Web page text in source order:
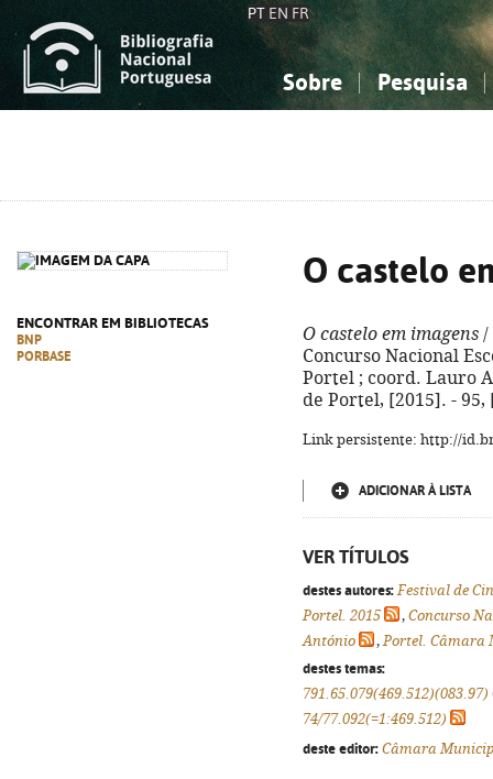
PT EN FR
Sobre Pesquisa
ENCONTRAR EM BIBLIOTECAS
BNP
PORBASE
O castelo
O castelo em imagens /
Concurso Nacional
Portel ; coord. Lauro
de Portel, [2015]. - 95,
Link persistente: http://
ADICIONAR À LISTA
VER TÍTULOS
destes autores: Festival de
Portel. 2015
, Concurso
António
,Portel. Câmara
destes temas:
791.65.079(469.512)(083.97)
74/77.092(=1:469.512)
deste editor: Câmara